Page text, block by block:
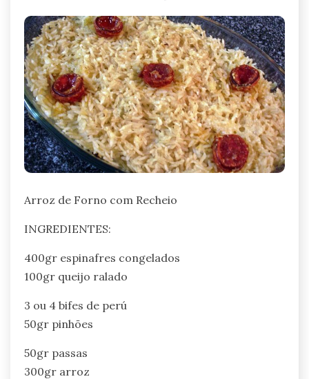
Arroz de Forno com Recheio
INGREDIENTES:
400gr espinafres congelados
100gr queijo ralado
3 ou 4 bifes de perú
50gr pinhões
50gr passas
300gr arroz